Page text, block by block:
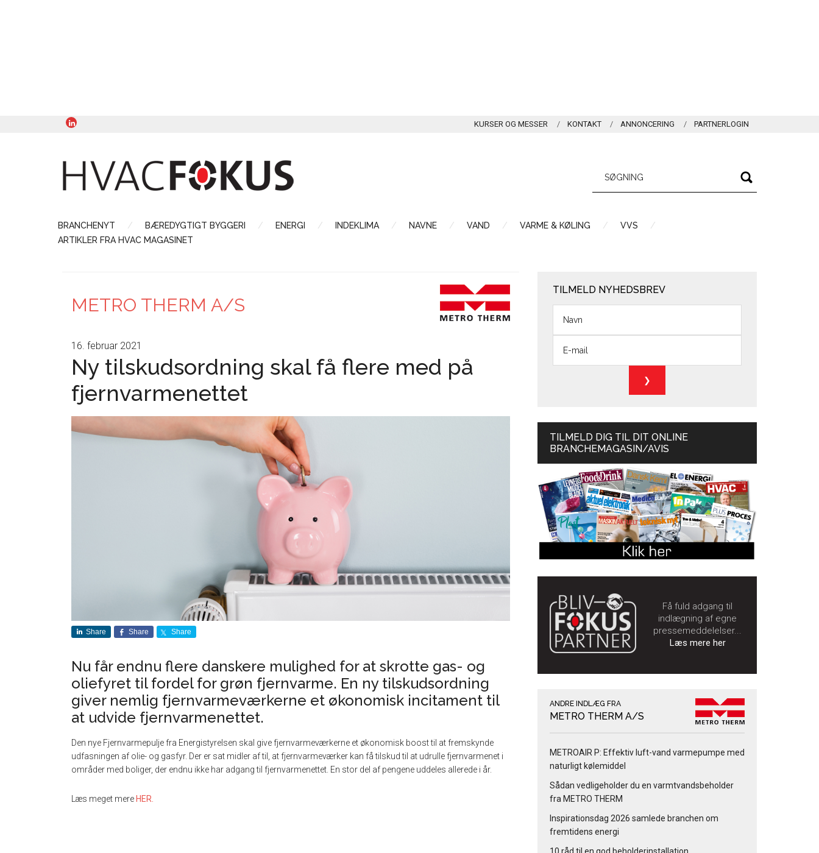
KURSER OG MESSER KONTAKT ANNONCERING PARTNERLOGIN
BRANCHENYT BÆREDYGTIGT BYGGERI ENERGI INDEKLIMA NAVNE VAND VARME & KØLING
VVS
ARTIKLER FRA HVAC MAGASINET
METRO THERM A/S
16. februar 2021
Ny tilskudsordning skal få flere med på
fjernvarmenettet
Share Share Share
Nu får endnu flere danskere mulighed for at skrotte gas- og
oliefyret til fordel for grøn fjernvarme. En ny tilskudsordning
giver nemlig fjernvarmeværkerne et økonomisk incitament til
at udvide fjernvarmenettet.
Den nye Fjernvarmepulje fra Energistyrelsen skal give fjernvarmeværkerne et økonomisk boost til at fremskynde
udfasningen af olie- og gasfyr. Der er sat midler af til, at fjernvarmeværker kan få tilskud til at udrulle fjernvarmenet i
områder med boliger, der endnu ikke har adgang til fjernvarmenettet. En stor del af pengene uddeles allerede i år.
Læs meget mere HER.
TILMELD NYHEDSBREV
TILMELD DIG TIL DIT ONLINE
BRANCHEMAGASIN/AVIS
Få fuld adgang til
indlægning af egne
pressemeddelelser...
Læs mere her
ANDRE INDLÆG FRA
METRO THERM A/S
METROAIR P: Effektiv luft-vand varmepumpe med
naturligt kølemiddel
Sådan vedligeholder du en varmtvandsbeholder
fra METRO THERM
Inspirationsdag 2026 samlede branchen om
fremtidens energi
10 råd til en god beholderinstallation